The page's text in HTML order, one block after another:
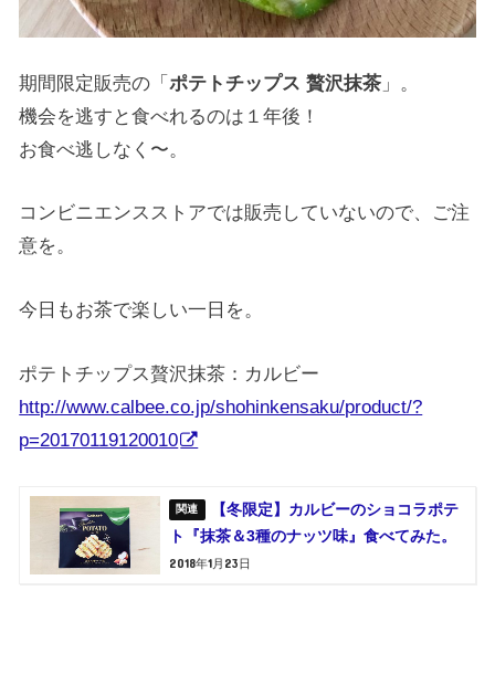
期間限定販売の「ポテトチップス 贅沢抹茶 」。
機会を逃すと食べれるのは１年後！
お食べ逃しなく〜。
コンビニエンスストアでは販売していないので、ご注
意を。
今日もお茶で楽しい一日を。
ポテトチップス贅沢抹茶：カルビー
http://www.calbee.co.jp/shohinkensaku/product/?
p=20170119120010
【冬限定】カルビーのショコラポテ
ト『抹茶＆3種のナッツ味』食べてみた。
2018年1月23日